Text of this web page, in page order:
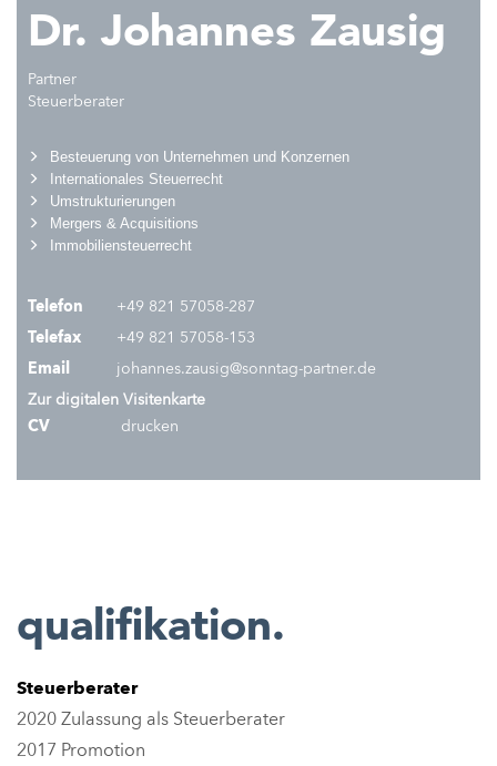
Dr. Johannes Zausig
Partner
Steuerberater
Besteuerung von Unternehmen und Konzernen
Internationales Steuerrecht
Umstrukturierungen
Mergers & Acquisitions
mmobiliensteuerrecht
Telefon
+49 821 57058-287
Telefax
+49 821 57058-153
Email
johannes.zausig@sonntag-partner.de
Zur digitalen Visitenkarte
CV
drucken
qualifikation.
Steuerberater
2020 Zulassung als Steuerberater
2017 Promotion